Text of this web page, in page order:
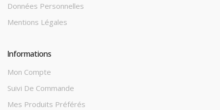
Données Personnelles
Mentions Légales
Informations
Mon Compte
Suivi De Commande
Mes Produits Préférés